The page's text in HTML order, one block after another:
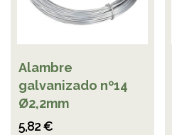
Alambre
galvanizado nº14
Ø2,2mm
5,82 €